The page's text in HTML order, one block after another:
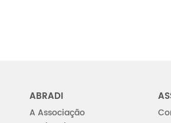
ABRADI
A Associação